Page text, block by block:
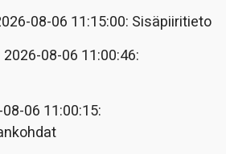
08-06 11:15:00: Sisäpiiritieto
2026-08-06 11:00:46:
06 11:00:15: